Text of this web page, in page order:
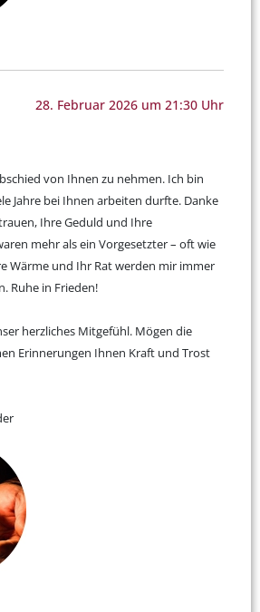
28. Februar 2026 um 21:30 Uhr
von Ihnen zu nehmen. Ich bin
Jahre bei Ihnen arbeiten durfte. Danke
Ihre Geduld und Ihre
mehr als ein Vorgesetzter – oft wie
Wärme und Ihr Rat werden mir immer
Ruhe in Frieden!
herzliches Mitgefühl. Mögen die
Erinnerungen Ihnen Kraft und Trost